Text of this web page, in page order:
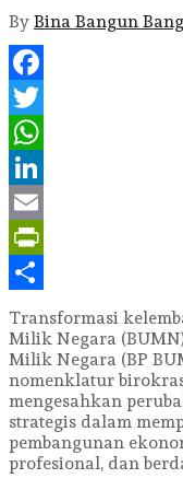
By Bina Bangun
Facebook
Twitter
WhatsApp
LinkedIn
Email
PrintFriendly
Share
Transformasi
Milik Negara
Milik Negara (BP
nomenklatur
mengesahkan
strategis dalam
pembangunan
profesional, dan